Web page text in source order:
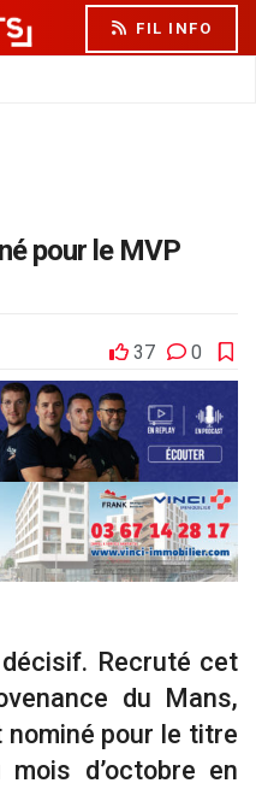
FIL INFO
pour le MVP
37 0
Recruté cet
du Mans,
nominé pour le titre
d’octobre en